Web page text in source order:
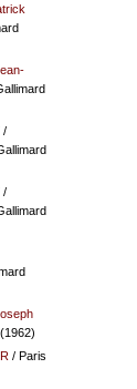
/
/
/ Paris